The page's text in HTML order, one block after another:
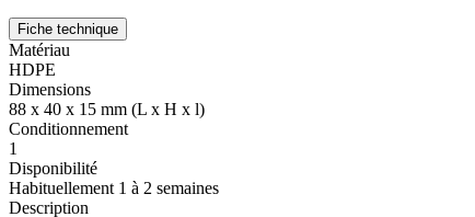
Fiche technique
Matériau
HDPE
Dimensions
88 x 40 x 15 mm (L x H x l)
Conditionnement
1
Disponibilité
Habituellement 1 à 2 semaines
Description